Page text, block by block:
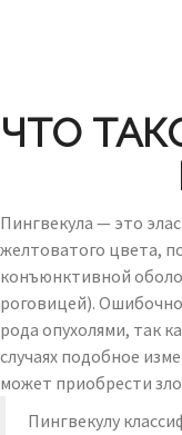
ЧТО
Пингвекула — это
желтоватого цвета,
конъюнктивной
роговицей).
рода опухолями, так
случаях подобное
может приобрести
Пингвекулу